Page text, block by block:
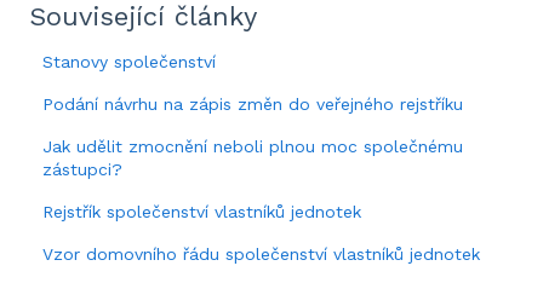
Související články
Stanovy společenství
Podání návrhu na zápis změn do veřejného rejstříku
Jak udělit zmocnění neboli plnou moc společnému
zástupci?
Rejstřík společenství vlastníků jednotek
Vzor domovního řádu společenství vlastníků jednotek